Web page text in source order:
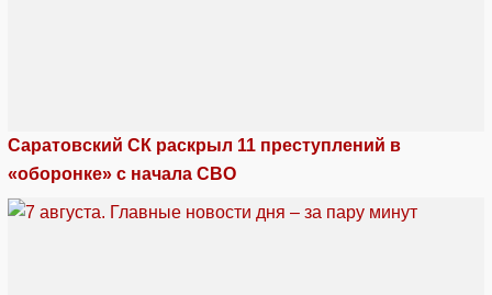
Саратовский СК раскрыл 11 преступлений в
«оборонке» с начала СВО